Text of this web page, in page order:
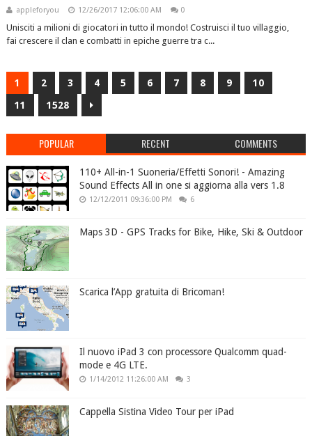
appleforyou 12/26/2017 12:06:00 AM 0
Unisciti a milioni di giocatori in tutto il mondo! Costruisci il tuo villaggio,
fai crescere il clan e combatti in epiche guerre tra c...
1 2 3 4 5 6 7 8 9
10
11
1528
POPULAR RECENT COMMENTS
110+ All-in-1 Suoneria/Effetti Sonori! - Amazing
Sound Effects All in one si aggiorna alla vers 1.8
12/12/2011 09:36:00 PM 6
Maps 3D - GPS Tracks for Bike, Hike, Ski & Outdoor
Scarica l’App gratuita di Bricoman!
Il nuovo iPad 3 con processore Qualcomm quad-
mode e 4G LTE.
1/14/2012 11:26:00 AM 3
Cappella Sistina Video Tour per iPad